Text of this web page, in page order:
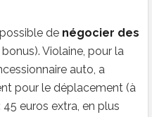
de négocier des
Violaine, pour la
auto, a
pour le déplacement (à
euros extra, en plus